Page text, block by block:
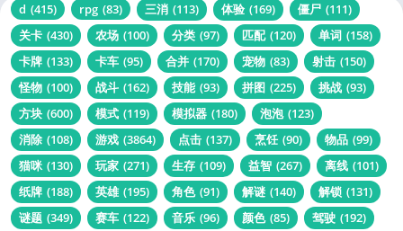
d (415) rpg (83) 三消 (113) 体验 (169) 僵尸 (111)
关卡 (430) 农场 (100) 分类 (97) 匹配 (120) 单词 (158)
卡牌 (133) 卡车 (95) 合并 (170) 宠物 (83) 射击 (150)
怪物 (100) 战斗 (162) 技能 (93) 拼图 (225) 挑战 (93)
方块 (600) 模式 (119) 模拟器 (180) 泡泡 (123)
消除 (108) 游戏 (3864) 点击 (137) 烹饪 (90) 物品 (99)
猫咪 (130) 玩家 (271) 生存 (109) 益智 (267) 离线 (101)
纸牌 (188) 英雄 (195) 角色 (91) 解谜 (140) 解锁 (131)
谜题 (349) 赛车 (122) 音乐 (96) 颜色 (85) 驾驶 (192)